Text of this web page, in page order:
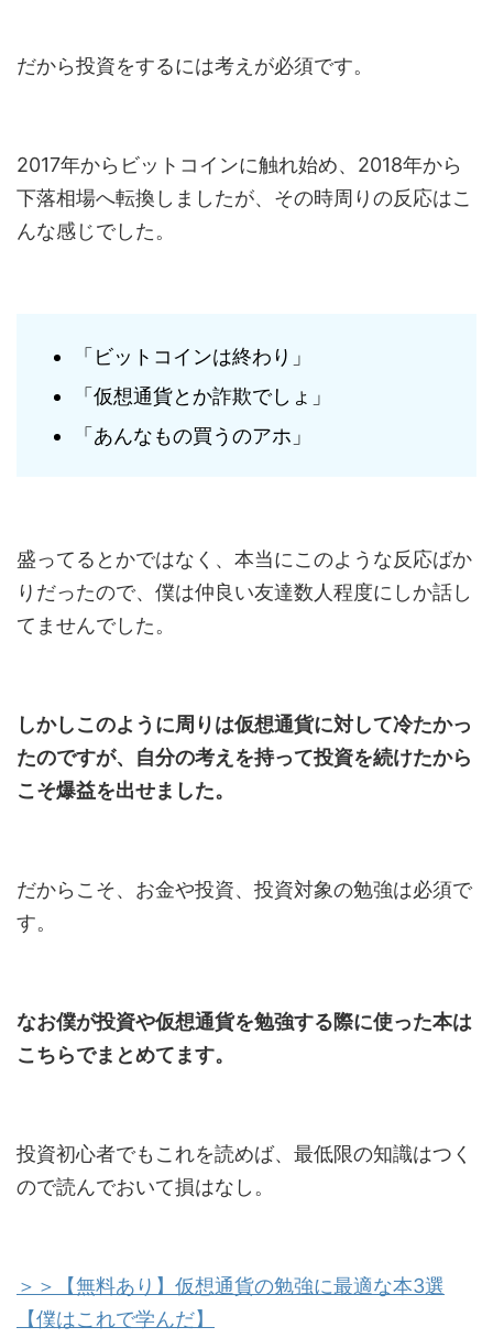
だから投資をするには考えが必須です。
2017年からビットコインに触れ始め、2018年から
下落相場へ転換しましたが、その時周りの反応はこ
んな感じでした。
「ビットコインは終わり」
「仮想通貨とか詐欺でしょ」
「あんなもの買うのアホ」
盛ってるとかではなく、本当にこのような反応ばか
りだったので、僕は仲良い友達数人程度にしか話し
てませんでした。
しかしこのように周りは仮想通貨に対して冷たかっ
たのですが、自分の考えを持って投資を続けたから
こそ爆益を出せました。
だからこそ、お金や投資、投資対象の勉強は必須で
す。
なお僕が投資や仮想通貨を勉強する際に使った本は
こちらでまとめてます。
投資初心者でもこれを読めば、最低限の知識はつく
ので読んでおいて損はなし。
＞＞【無料あり】仮想通貨の勉強に最適な本3選
【僕はこれで学んだ】